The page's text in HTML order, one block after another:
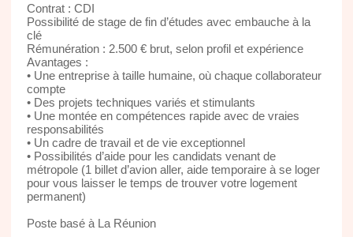
Contrat : CDI
Possibilité de stage de fin d’études avec embauche à la
clé
Rémunération : 2.500 € brut, selon profil et expérience
Avantages :
• Une entreprise à taille humaine, où chaque collaborateur
compte
• Des projets techniques variés et stimulants
• Une montée en compétences rapide avec de vraies
responsabilités
• Un cadre de travail et de vie exceptionnel
• Possibilités d’aide pour les candidats venant de
métropole (1 billet d’avion aller, aide temporaire à se loger
pour vous laisser le temps de trouver votre logement
permanent)
Poste basé à La Réunion